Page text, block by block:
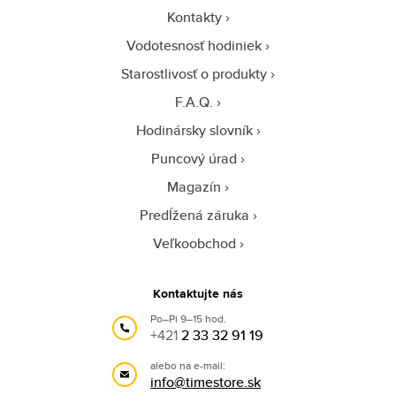
Kontakty
Vodotesnosť hodiniek
Starostlivosť o produkty
F.A.Q.
Hodinársky slovník
Puncový úrad
Magazín
Predĺžená záruka
Veľkoobchod
Kontaktujte nás
Po–Pi 9–15 hod.
+4212 33 32 91 19
alebo na e-mail:
info@timestore.sk